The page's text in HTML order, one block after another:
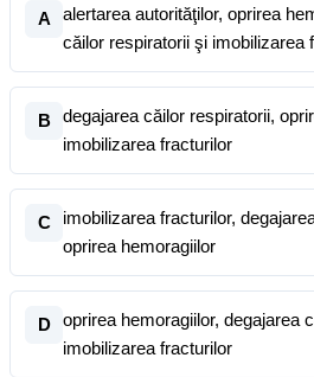
A
alertarea autorităţilor, oprirea
căilor respiratorii şi imobilizarea
B
degajarea căilor respiratorii,
imobilizarea fracturilor
C
imobilizarea fracturilor,
oprirea hemoragiilor
D
oprirea hemoragiilor, degajarea
imobilizarea fracturilor